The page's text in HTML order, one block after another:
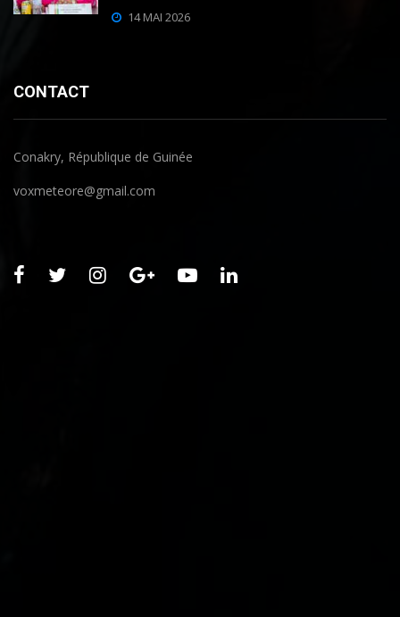
14 MAI 2026
CONTACT
Conakry, République de Guinée
voxmeteore@gmail.com